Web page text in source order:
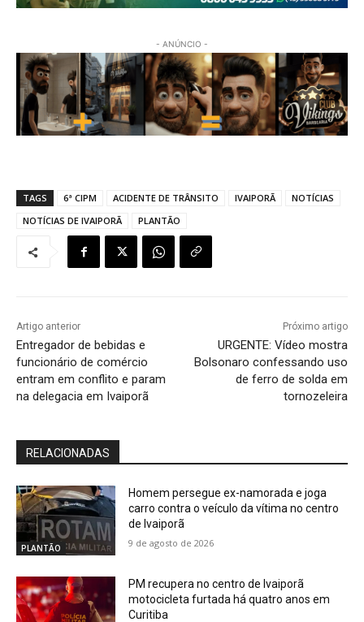
- ANÚNCIO -
TAGS 6ª CIPM ACIDENTE DE TRÂNSITO IVAIPORÃ
NOTÍCIAS
NOTÍCIAS DE IVAIPORÃ
PLANTÃO
Artigo anterior
Entregador de bebidas e
funcionário de comércio
entram em conflito e param
na delegacia em Ivaiporã
Próximo artigo
URGENTE: Vídeo mostra
Bolsonaro confessando uso
de ferro de solda em
tornozeleira
RELACIONADAS
PLANTÃO
Homem persegue ex-namorada e joga
carro contra o veículo da vítima no centro
de Ivaiporã
9 de agosto de 2026
PM recupera no centro de Ivaiporã
motocicleta furtada há quatro anos em
Curitiba